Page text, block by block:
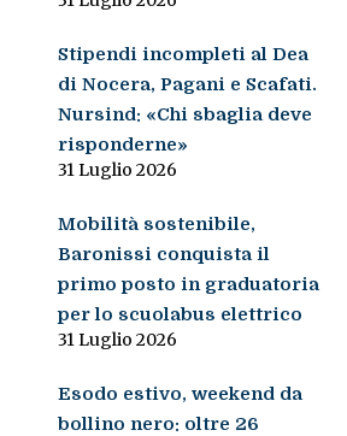
Stipendi incompleti al Dea
di Nocera, Pagani e Scafati.
Nursind: «Chi sbaglia deve
risponderne»
31 Luglio 2026
Mobilità sostenibile,
Baronissi conquista il
primo posto in graduatoria
per lo scuolabus elettrico
31 Luglio 2026
Esodo estivo, weekend da
bollino nero: oltre 26